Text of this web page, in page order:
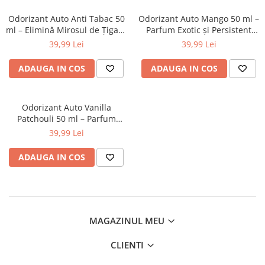
Odorizant Auto Anti Tabac 50
ml – Elimină Mirosul de Țigară
și Improspătează Interiorul
39,99 Lei
ADAUGA IN COS
Odorizant Auto Mango 50 ml –
Parfum Exotic și Persistent
pentru Interior Auto
39,99 Lei
ADAUGA IN COS
Odorizant Auto Vanilla
Patchouli 50 ml – Parfum
Elegant și Persistent pentru
39,99 Lei
ADAUGA IN COS
MAGAZINUL MEU
CLIENTI